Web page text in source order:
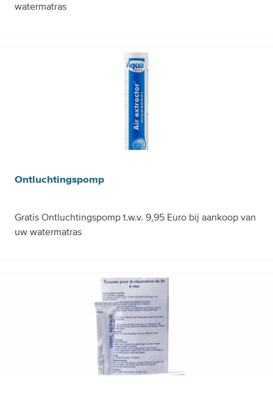
watermatras
Ontluchtingspomp
Gratis Ontluchtingspomp t.w.v. 9,95 Euro bij aankoop van
uw watermatras